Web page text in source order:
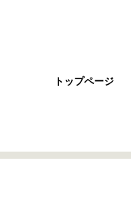
トップページ